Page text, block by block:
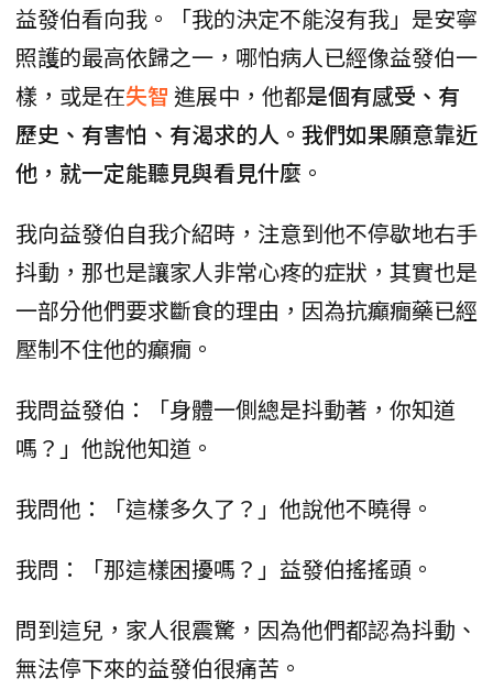
益發伯看向我。「我的決定不能沒有我」是安寧
照護的最高依歸之一，哪怕病人已經像益發伯一
樣，或是在失智 進展中，他都是個有感受、有
歷史、有害怕、有渴求的人。我們如果願意靠近
他，就一定能聽見與看見什麼 。
我向益發伯自我介紹時，注意到他不停歇地右手
抖動，那也是讓家人非常心疼的症狀，其實也是
一部分他們要求斷食的理由，因為抗癲癇藥已經
壓制不住他的癲癇。
我問益發伯：「身體一側總是抖動著，你知道
嗎？」他說他知道。
我問他：「這樣多久了？」他說他不曉得。
我問：「那這樣困擾嗎？」益發伯搖搖頭。
問到這兒，家人很震驚，因為他們都認為抖動、
無法停下來的益發伯很痛苦。